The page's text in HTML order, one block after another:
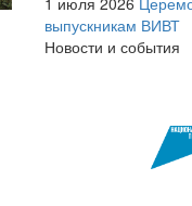
выпускникам ВИВТ
Новости и события